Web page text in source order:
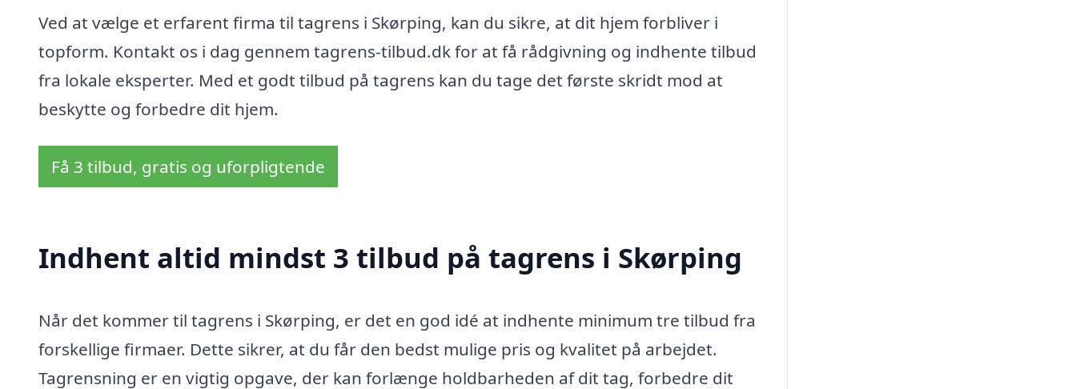
Ved at vælge et erfarent firma til tagrens i Skørping, kan du sikre, at dit hjem forbliver i
topform. Kontakt os i dag gennem tagrens-tilbud.dk for at få rådgivning og indhente tilbud
fra lokale eksperter. Med et godt tilbud på tagrens kan du tage det første skridt mod at
beskytte og forbedre dit hjem.
Få 3 tilbud, gratis og uforpligtende
Indhent altid mindst 3 tilbud på tagrens i Skørping
Når det kommer til tagrens i Skørping, er det en god idé at indhente minimum tre tilbud fra
forskellige firmaer. Dette sikrer, at du får den bedst mulige pris og kvalitet på arbejdet.
Tagrensning er en vigtig opgave, der kan forlænge holdbarheden af dit tag, forbedre dit